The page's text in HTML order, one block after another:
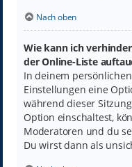
Nach oben
Wie kann ich
der Online-Liste
In deinem
Einstellungen eine
während dieser
Option einschaltest,
Moderatoren und du
Du wirst dann als